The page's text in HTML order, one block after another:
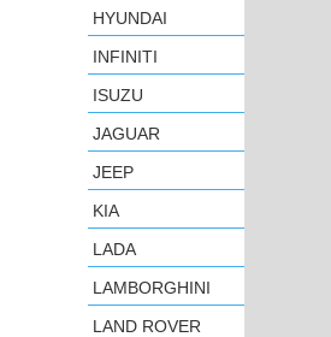
HYUNDAI
INFINITI
ISUZU
JAGUAR
JEEP
KIA
LADA
LAMBORGHINI
LAND ROVER